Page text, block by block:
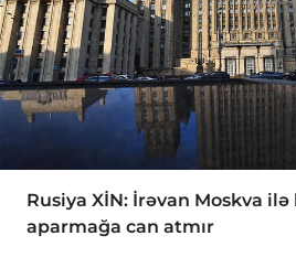
Rusiya XİN: İrəvan Moskva
aparmağa can atmır